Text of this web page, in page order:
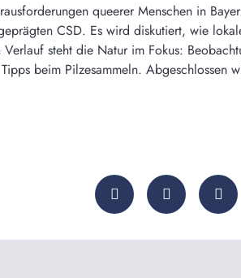
queerer Menschen in
CSD. Es wird diskutiert, wie
steht die Natur im Fokus:
beim Pilzesammeln.